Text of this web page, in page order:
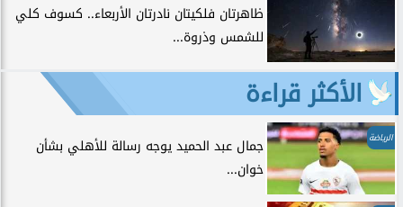
ظاهرتان فلكيتان نادرتان الأربعاء.. كسوف كلي
للشمس وذروة...
الأكثر قراءة
الرياضة
جمال عبد الحميد يوجه رسالة للأهلي بشأن
خوان...